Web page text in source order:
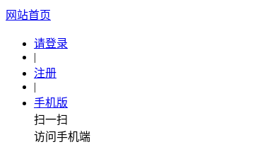
网站首页
请登录
|
注册
|
手机版
扫一扫
访问手机端